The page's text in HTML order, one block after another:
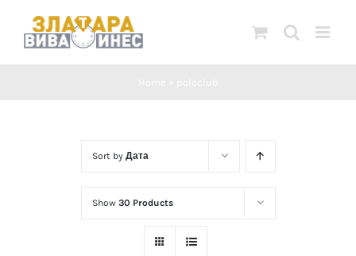
Sort by Дата
Show 30 Products